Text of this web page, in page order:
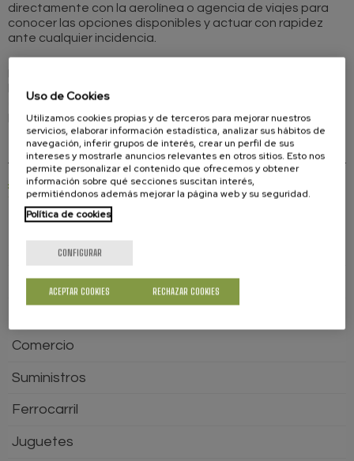
directamente con la aerolínea o agencia de viajes para
conocer las opciones disponibles y actuar con rapidez
ante cualquier incidencia.
la documentación del viaje, como billetes, tarjetas de
embarque o justificantes de gastos, para poder realizar
las reclamaciones correspondientes en caso necesario.
"Conoce tus derechos como pasajero ante la situación en Oriente Medio"
–
Agencia Estatal de Seguridad Aérea
GUÍA DEL CONSUMIDOR
Aviación
Comercio
Suministros
Ferrocarril
Juguetes
Uso de Cookies
Utilizamos cookies propias y de terceros para mejorar nuestros
servicios, elaborar información estadística, analizar sus hábitos de
navegación, inferir grupos de interés, crear un perfil de sus
intereses y mostrarle anuncios relevantes en otros sitios. Esto nos
permite personalizar el contenido que ofrecemos y obtener
información sobre qué secciones suscitan interés,
permitiéndonos además mejorar la página web y su seguridad.
Política de cookies
CONFIGURAR
RECHAZAR COOKIES
ACEPTAR COOKIES